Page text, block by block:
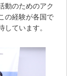
動のためのアク
の経験が各国で
ています。